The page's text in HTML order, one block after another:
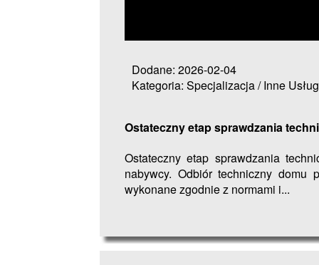
Dodane: 2026-02-04
Kategoria: Specjalizacja / Inne
Ostateczny etap sprawdzania
Ostateczny etap sprawdzania
nabywcy. Odbiór techniczny domu
wykonane zgodnie z normami i...